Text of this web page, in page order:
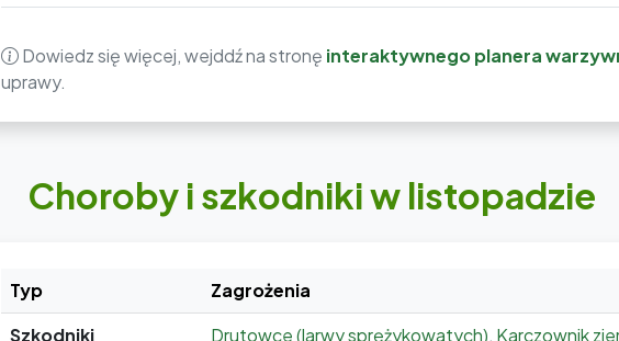
Dowiedz się więcej, wejddź na stronę interaktywnego planera
uprawy.
Choroby i szkodniki w listopadzie
Typ
Zagrożenia
Szkodniki
Drutowce (larwy sprężykowatych), Karczownik